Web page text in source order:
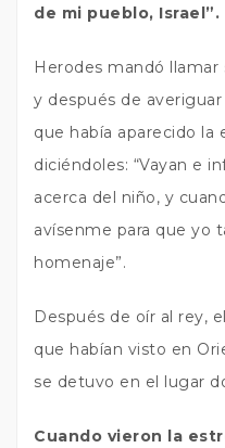
de mi pueblo, Israel”.
Herodes mandó
y después de
que había aparecido la
diciéndoles: “Vayan e
acerca del niño, y
avísenme para que yo
homenaje”.
Después de oír al rey,
que habían visto en
se detuvo en el lugar
Cuando vieron la